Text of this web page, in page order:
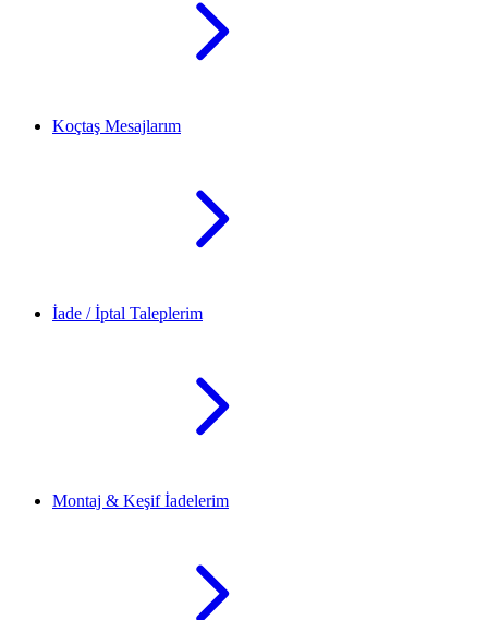
Koçtaş Mesajlarım
İade / İptal Taleplerim
Montaj & Keşif İadelerim